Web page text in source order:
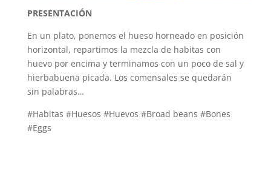
PRESENTACIÓN
En un plato, ponemos el hueso horneado en posición
horizontal, repartimos la mezcla de habitas con
huevo por encima y terminamos con un poco de sal y
hierbabuena picada. Los comensales se quedarán
sin palabras…
#Habitas #Huesos #Huevos #Broad beans #Bones
#Eggs